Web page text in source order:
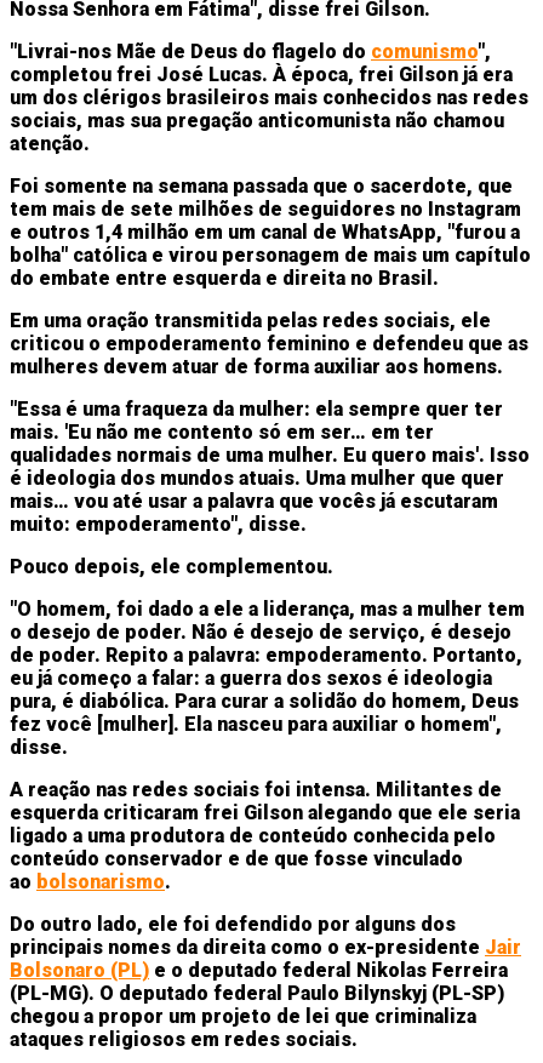
Nossa Senhora em Fátima", disse frei Gilson.
"Livrai-nos Mãe de Deus do flagelo do comunismo",
completou frei José Lucas. À época, frei Gilson já era
um dos clérigos brasileiros mais conhecidos nas redes
sociais, mas sua pregação anticomunista não chamou
atenção.
Foi somente na semana passada que o sacerdote, que
tem mais de sete milhões de seguidores no Instagram
e outros 1,4 milhão em um canal de WhatsApp, "furou a
bolha" católica e virou personagem de mais um capítulo
do embate entre esquerda e direita no Brasil.
Em uma oração transmitida pelas redes sociais, ele
criticou o empoderamento feminino e defendeu que as
mulheres devem atuar de forma auxiliar aos homens.
"Essa é uma fraqueza da mulher: ela sempre quer ter
mais. 'Eu não me contento só em ser… em ter
qualidades normais de uma mulher. Eu quero mais'. Isso
é ideologia dos mundos atuais. Uma mulher que quer
mais… vou até usar a palavra que vocês já escutaram
muito: empoderamento", disse.
Pouco depois, ele complementou.
"O homem, foi dado a ele a liderança, mas a mulher tem
o desejo de poder. Não é desejo de serviço, é desejo
de poder. Repito a palavra: empoderamento. Portanto,
eu já começo a falar: a guerra dos sexos é ideologia
pura, é diabólica. Para curar a solidão do homem, Deus
fez você [mulher]. Ela nasceu para auxiliar o homem",
disse.
A reação nas redes sociais foi intensa. Militantes de
esquerda criticaram frei Gilson alegando que ele seria
ligado a uma produtora de conteúdo conhecida pelo
conteúdo conservador e de que fosse vinculado
ao bolsonarismo.
Do outro lado, ele foi defendido por alguns dos
principais nomes da direita como o ex-presidente Jair
Bolsonaro (PL) e o deputado federal Nikolas Ferreira
(PL-MG). O deputado federal Paulo Bilynskyj (PL-SP)
chegou a propor um projeto de lei que criminaliza
ataques religiosos em redes sociais.